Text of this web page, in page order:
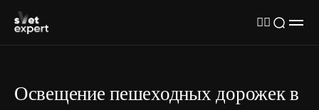
Освещение пешеходных дорожек в